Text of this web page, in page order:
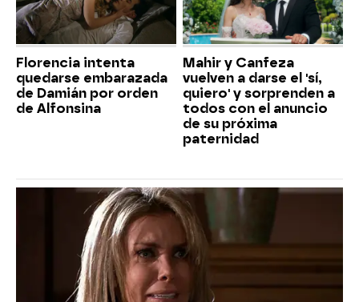
Florencia intenta
quedarse embarazada
de Damián por orden
de Alfonsina
Mahir y Canfeza
vuelven a darse el 'sí,
quiero' y sorprenden a
todos con el anuncio
de su próxima
paternidad